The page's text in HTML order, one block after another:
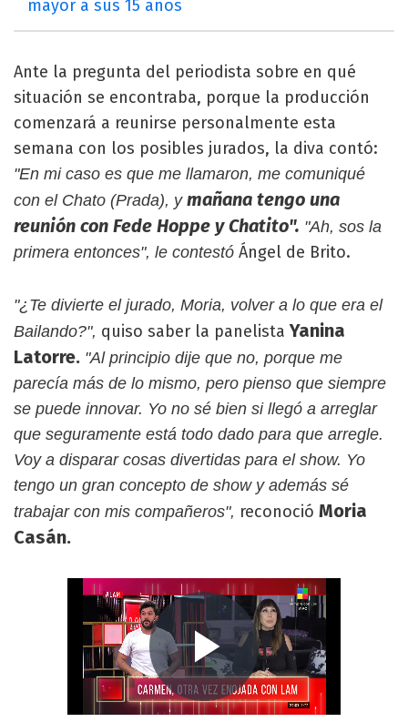
mayor a sus 15 años
Ante la pregunta del periodista sobre en qué
situación se encontraba, porque la producción
comenzará a reunirse personalmente esta
semana con los posibles jurados, la diva contó:
"En mi caso es que me llamaron, me comuniqué
con el Chato (Prada), y mañana tengo una
reunión con Fede Hoppe y Chatito". "Ah, sos la
primera entonces", le contestó Ángel de Brito.
"¿Te divierte el jurado, Moria, volver a lo que era el
Bailando?", quiso saber la panelistaYanina
Latorre. "Al principio dije que no, porque me
parecía más de lo mismo, pero pienso que siempre
se puede innovar. Yo no sé bien si llegó a arreglar
que seguramente está todo dado para que arregle.
Voy a disparar cosas divertidas para el show. Yo
tengo un gran concepto de show y además sé
trabajar con mis compañeros", reconoció Moria
Casán.